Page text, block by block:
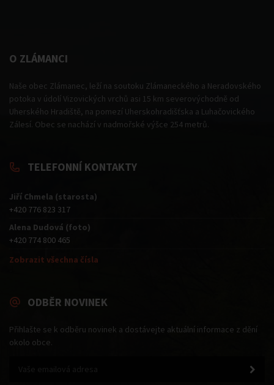
O ZLÁMANCI
Naše obec Zlámanec, leží na soutoku Zlámaneckého a Neradovského
potoka v údolí Vizovických vrchů asi 15 km severovýchodně od
Uherského Hradiště, na pomezí Uherskohradišťska a Luhačovického
Zálesí. Obec se nachází v nadmořské výšce 254 metrů.
TELEFONNÍ KONTAKTY
Jiří Chmela (starosta)
+420 776 823 317
Alena Dudová (foto)
+420 774 800 465
Zobrazit všechna čísla
ODBĚR NOVINEK
Přihlašte se k odběru novinek a dostávejte aktuální informace z dění
okolo obce.